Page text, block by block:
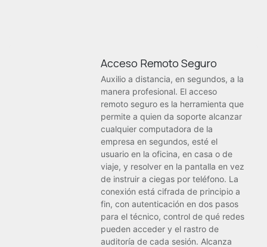
Acceso Remoto Seguro
Auxilio a distancia, en segundos, a la
manera profesional. El acceso
remoto seguro es la herramienta que
permite a quien da soporte alcanzar
cualquier computadora de la
empresa en segundos, esté el
usuario en la oficina, en casa o de
viaje, y resolver en la pantalla en vez
de instruir a ciegas por teléfono. La
conexión está cifrada de principio a
fin, con autenticación en dos pasos
para el técnico, control de qué redes
pueden acceder y el rastro de
auditoría de cada sesión. Alcanza